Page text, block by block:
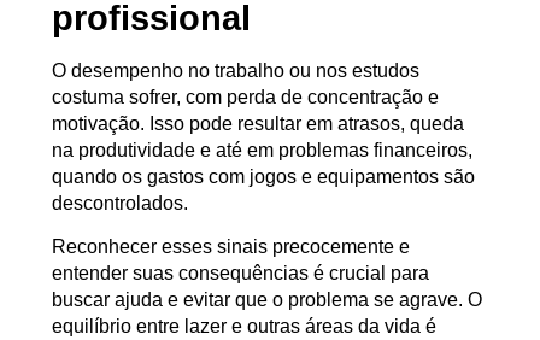
profissional
O desempenho no trabalho ou nos estudos
costuma sofrer, com perda de concentração e
motivação. Isso pode resultar em atrasos, queda
na produtividade e até em problemas financeiros,
quando os gastos com jogos e equipamentos são
descontrolados.
Reconhecer esses sinais precocemente e
entender suas consequências é crucial para
buscar ajuda e evitar que o problema se agrave. O
equilíbrio entre lazer e outras áreas da vida é